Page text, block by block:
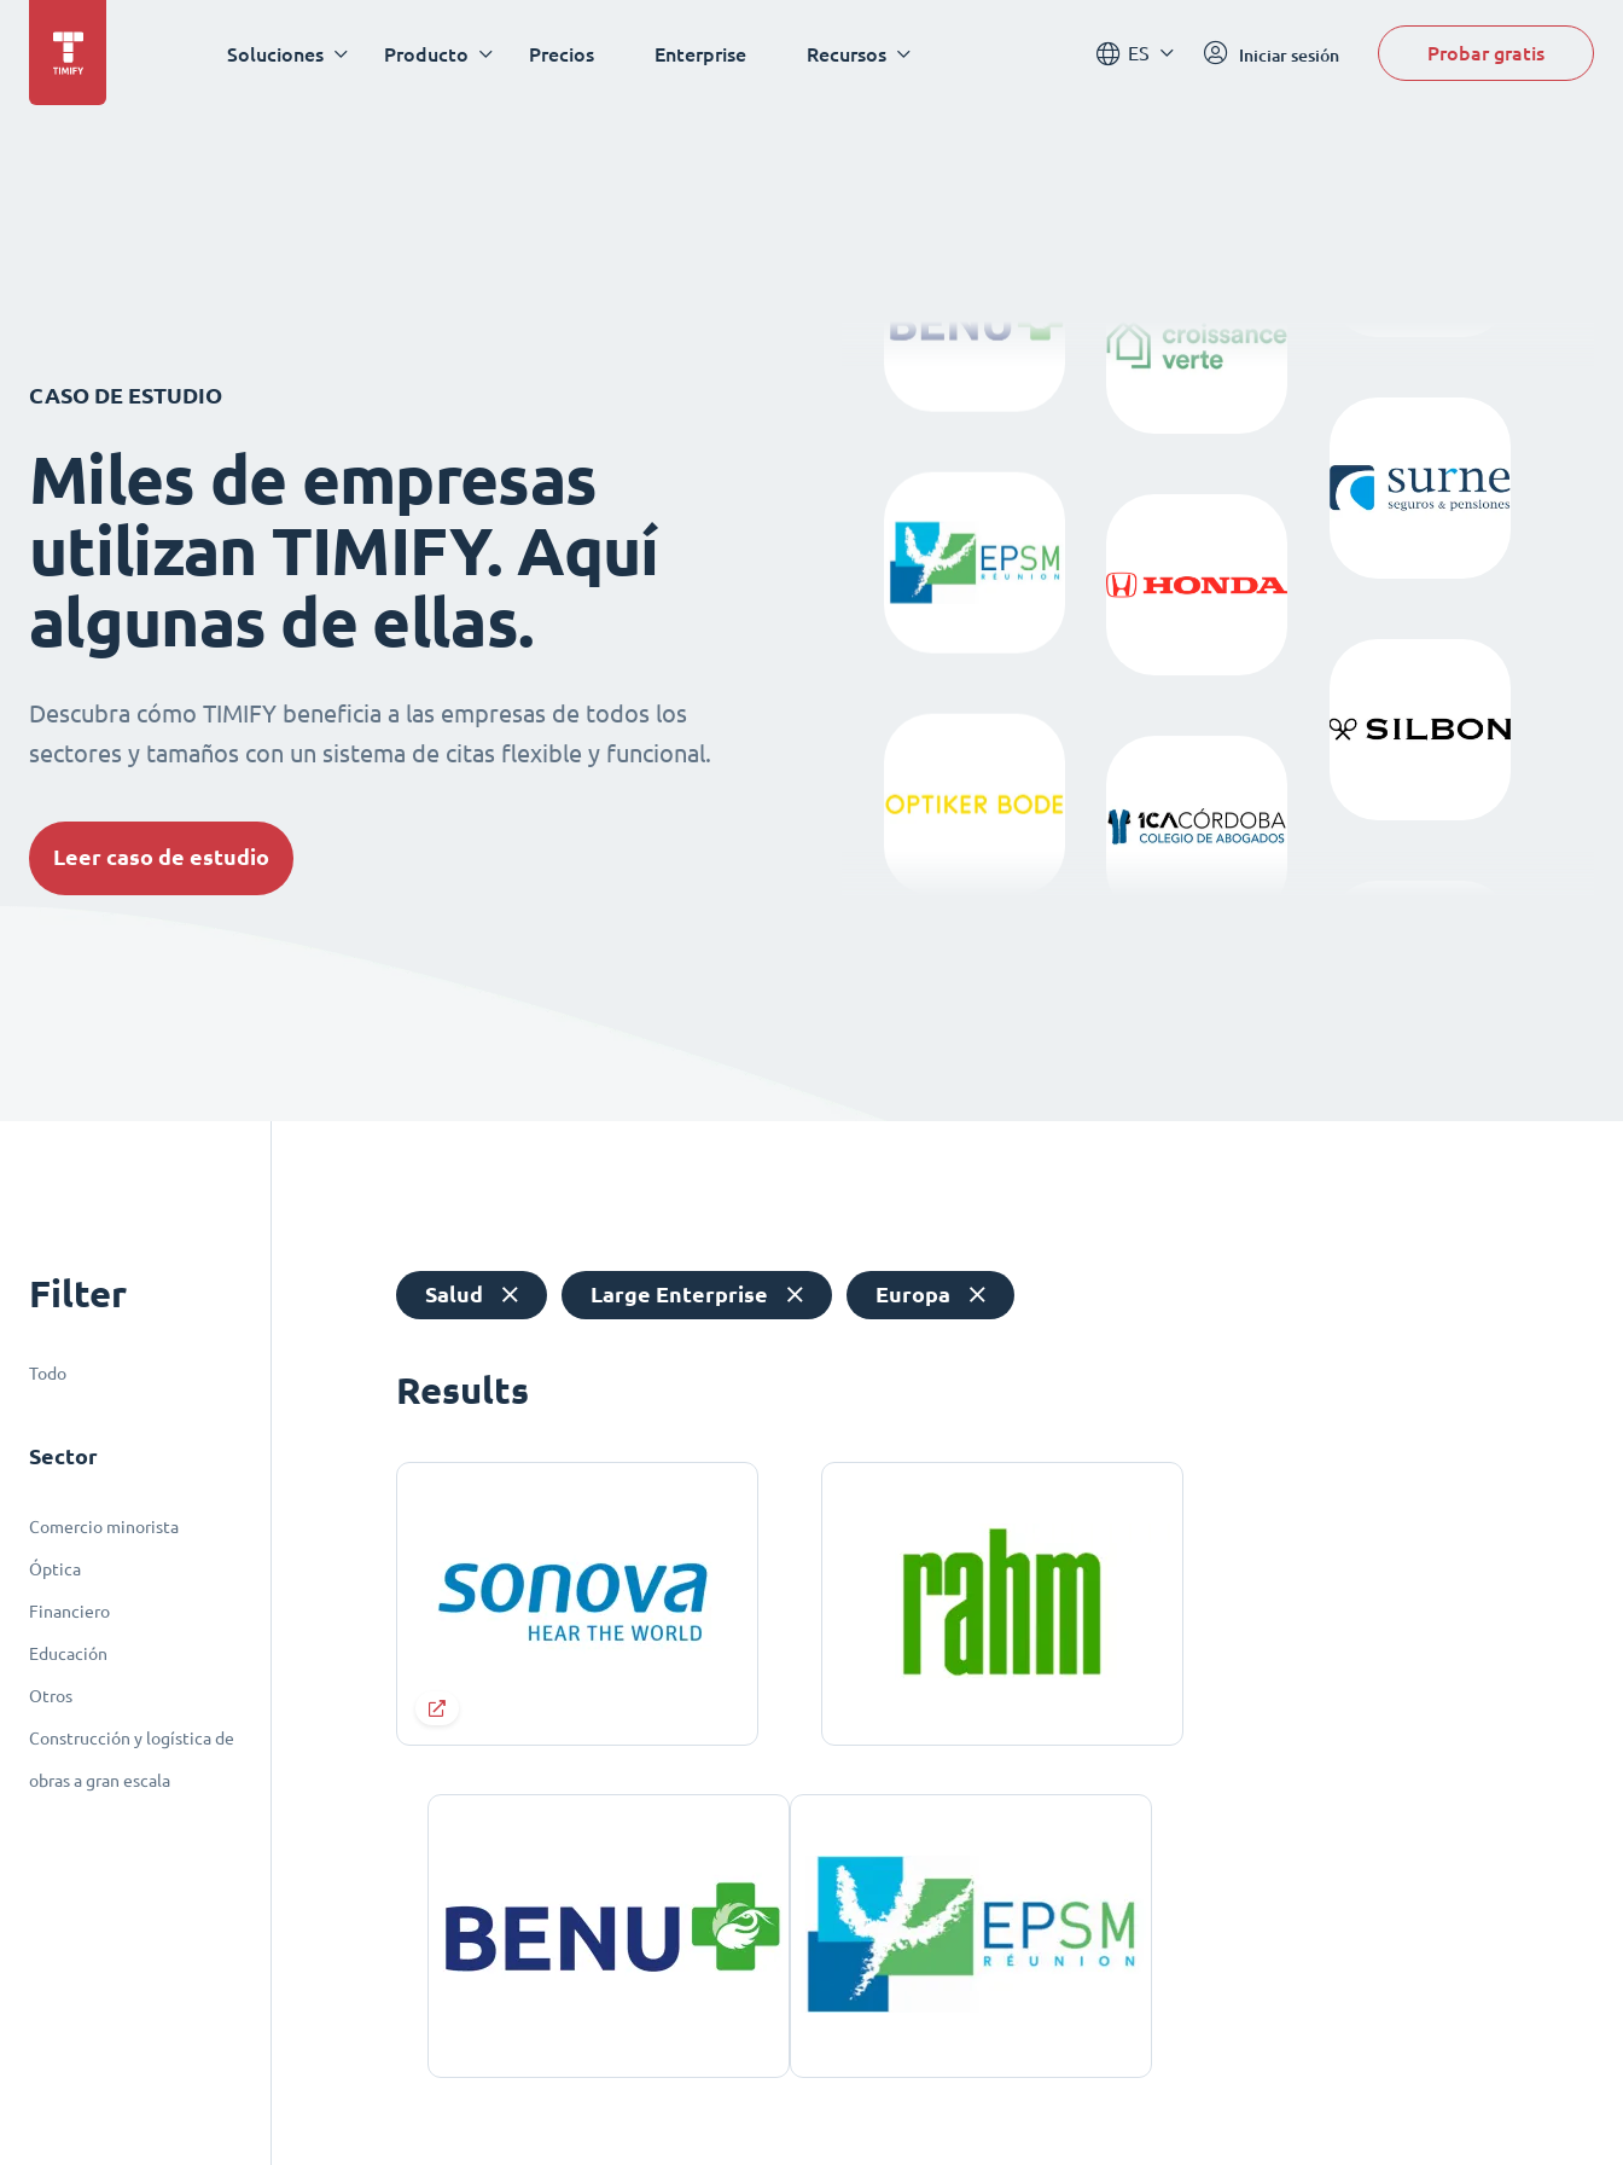
Soluciones Producto Precios Enterprise Recursos ES Iniciar sesión Probar gratis
CASO DE ESTUDIO
Miles de empresas
utilizan TIMIFY. Aquí
algunas de ellas.
Descubra cómo TIMIFY beneficia a las empresas de todos los
sectores y tamaños con un sistema de citas flexible y funcional.
Leer caso de estudio
Filter
Todo
Sector
Comercio minorista
Óptica
Financiero
Educación
Otros
Construcción y logística de
obras a gran escala
Salud Large Enterprise Europa
Results